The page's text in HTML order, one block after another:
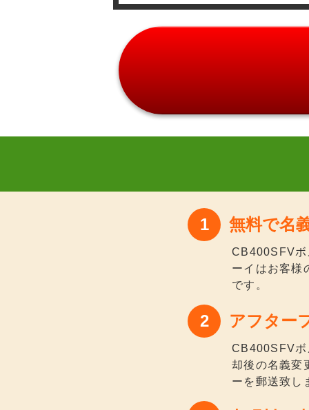
無料で名
CB400SFVボ
ーイはお客様
です。
アフター
CB400SFVボ
却後の名義変
ーを郵送致し